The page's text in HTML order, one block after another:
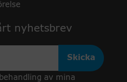
nyhetsbrev
behandling av mina